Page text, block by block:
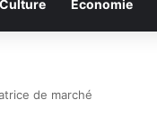
Economie
de marché